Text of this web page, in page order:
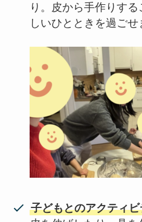
り。皮から手作りす
しいひとときを過ごせ
子どもとのアクティ